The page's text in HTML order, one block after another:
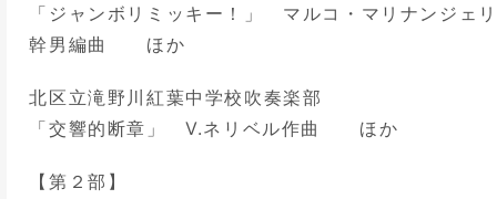
「ジャンボリミッキー！」 マルコ・マリナンジェ
幹男編曲 ほか
北区立滝野川紅葉中学校吹奏楽部
「交響的断章」 V.ネリベル作曲 ほか
【第２部】